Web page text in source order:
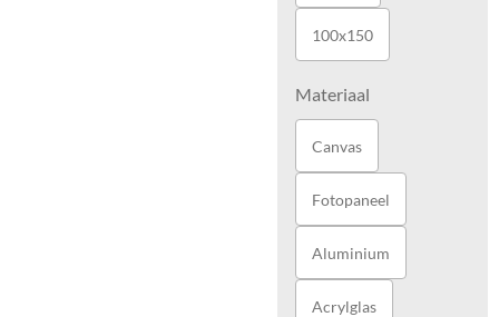
100x150
Materiaal
Canvas
Fotopaneel
Aluminium
Acrylglas